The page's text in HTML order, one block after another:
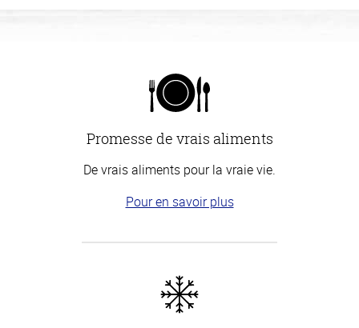
Promesse de vrais aliments
De vrais aliments pour la vraie vie.
Pour en savoir plus